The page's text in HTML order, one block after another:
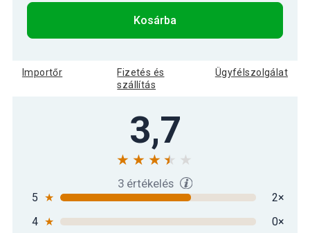
Kosárba
Importőr
Fizetés és
szállítás
Ügyfélszolgálat
3,7
3 értékelés
5 ★
2×
4 ★
0×